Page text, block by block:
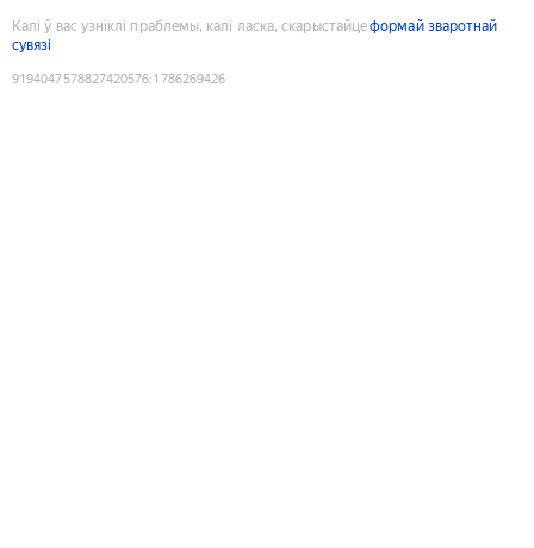
Калі ў вас узніклі праблемы, калі ласка, скарыстайцеформай зваротнай
сувязі
9194047578827420576:1786269426